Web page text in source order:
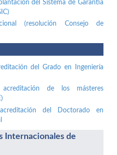
del Sistema de Garantía
(resolución Consejo de
del Grado en Ingeniería
de los másteres
del Doctorado en
Internacionales de